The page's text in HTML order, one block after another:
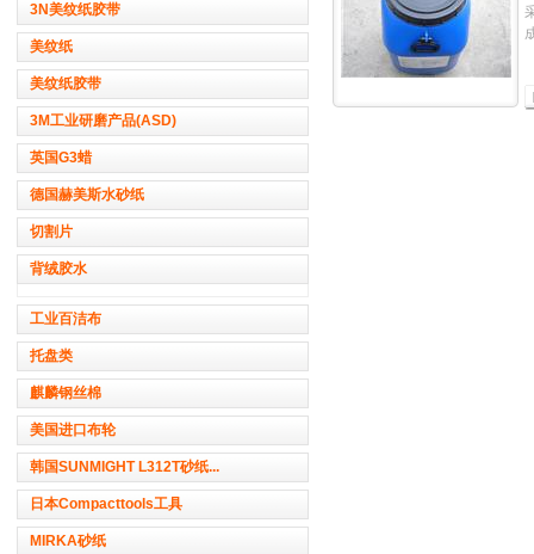
3N美纹纸胶带
美纹纸
美纹纸胶带
3M工业研磨产品(ASD)
英国G3蜡
德国赫美斯水砂纸
切割片
背绒胶水
工业百洁布
托盘类
麒麟钢丝棉
美国进口布轮
韩国SUNMIGHT L312T砂纸...
日本Compacttools工具
MIRKA砂纸